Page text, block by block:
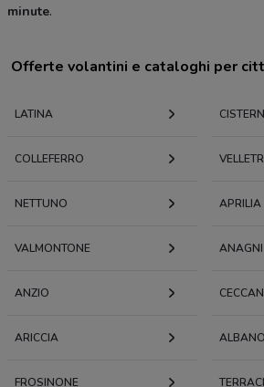
minute.
Offerte volantini e cataloghi per
LATINA
COLLEFERRO
NETTUNO APRILIA
VALMONTONE ANAGNI
ANZIO
ARICCIA
FROSINONE